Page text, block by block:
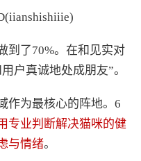
到了70%。在和见实对
户真诚地处成朋友”。
作为最核心的阵地。6
专业判断解决猫咪的健
与情绪。